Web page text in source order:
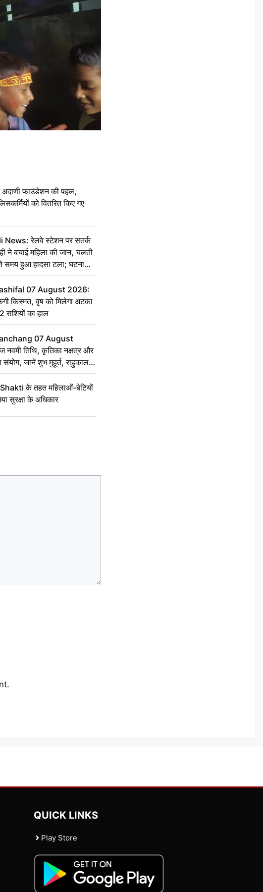
फाउंडेशन की पहल,
को वितरित किए गए
News: रेलवे स्टेशन पर सतर्क
ने बचाई महिला की जान, चलती
समय हुआ हादसा टला; घटना
07 August 2026:
किस्मत, वृष को मिलेगा अटका
राशियों का हाल
07 August
तिथि, कृतिका नक्षत्र और
संयोग, जानें शुभ मुहूर्त, राहुकाल
के तहत महिलाओं-बेटियों
सुरक्षा के अधिकार
QUICK LINKS
Play Store